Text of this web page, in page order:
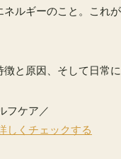
ネルギーのこと。これ
と原因、そして日常
フケア／
しくチェックする